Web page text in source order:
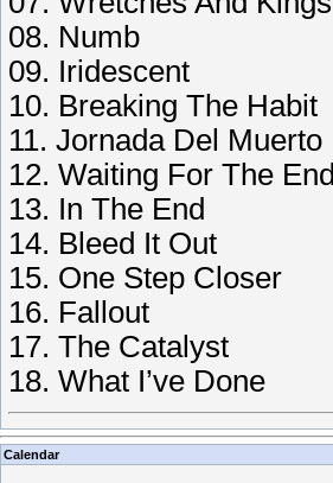
08. Numb
09. Iridescent
10. Breaking The Habit
11. Jornada Del Muerto
12. Waiting For The End
13. In The End
14. Bleed It Out
15. One Step Closer
16. Fallout
17. The Catalyst
18. What I’ve Done
Calendar